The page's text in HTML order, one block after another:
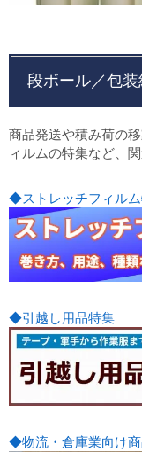
段ボール／包
商品発送や積み荷の
ィルムの特集など、
◆ストレッチフィル
◆引越し用品特集
◆物流・倉庫業向け